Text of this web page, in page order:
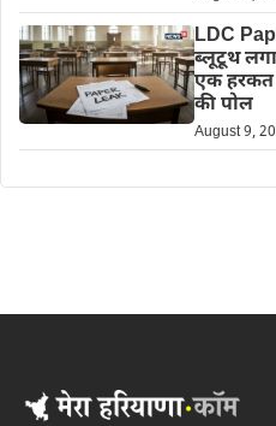
LDC
ब्लूटूथ
एक हरकत
की पोल
August 9,